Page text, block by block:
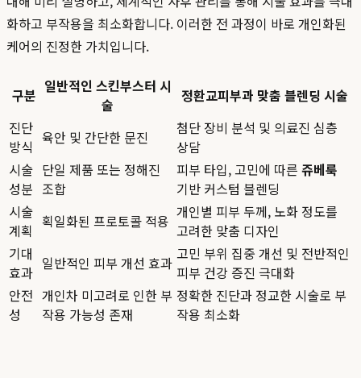
화하고 부작용을 최소화합니다. 이러한 전 과정이 바로 개인화된
케어의 진정한 가치입니다.
구분 일반적인 스킨부스터 시
술
정환교피부과 맞춤 블렌딩 시술
진단
방식 육안 및 간단한 문진
첨단 장비 분석 및 의료진 심층
상담
시술
성분
단일 제품 또는 정해진
조합
피부 타입, 고민에 따른 쥬베룩
기반 커스텀 블렌딩
시술
계획 획일화된 프로토콜 적용 개인별 피부 두께, 노화 정도를
고려한 맞춤 디자인
기대
효과 일반적인 피부 개선 효과 고민 부위 집중 개선 및 전반적인
피부 건강 증진 극대화
안전
성
개인차 미고려로 인한 부
작용 가능성 존재
정확한 진단과 정교한 시술로 부
작용 최소화